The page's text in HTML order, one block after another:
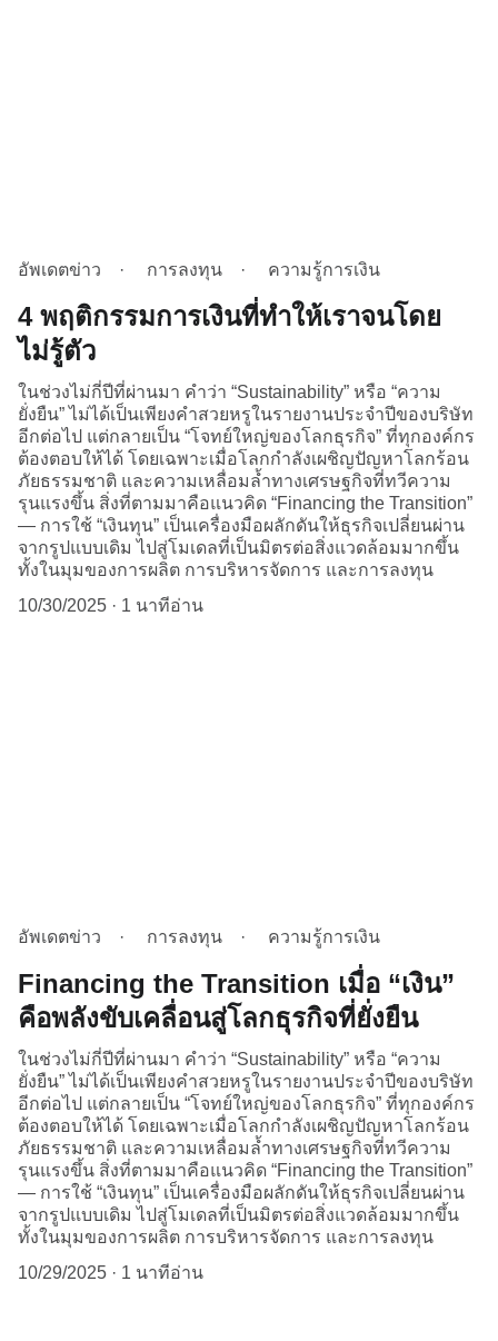
อัพเดตข่าว การลงทุน ความรู้การเงิน
4 พฤติกรรมการเงินที่ทำให้เราจนโดย
ไม่รู้ตัว
ในช่วงไม่กี่ปีที่ผ่านมา คำว่า “Sustainability” หรือ “ความ
ยั่งยืน” ไม่ได้เป็นเพียงคำสวยหรูในรายงานประจำปีของบริษัท
อีกต่อไป แต่กลายเป็น “โจทย์ใหญ่ของโลกธุรกิจ” ที่ทุกองค์กร
ต้องตอบให้ได้ โดยเฉพาะเมื่อโลกกำลังเผชิญปัญหาโลกร้อน
ภัยธรรมชาติ และความเหลื่อมล้ำทางเศรษฐกิจที่ทวีความ
รุนแรงขึ้น สิ่งที่ตามมาคือแนวคิด “Financing the Transition”
— การใช้ “เงินทุน” เป็นเครื่องมือผลักดันให้ธุรกิจเปลี่ยนผ่าน
จากรูปแบบเดิม ไปสู่โมเดลที่เป็นมิตรต่อสิ่งแวดล้อมมากขึ้น
ทั้งในมุมของการผลิต การบริหารจัดการ และการลงทุน
10/30/2025
1 นาทีอ่าน
อัพเดตข่าว การลงทุน ความรู้การเงิน
Financing the Transition เมื่อ “เงิน”
คือพลังขับเคลื่อนสู่โลกธุรกิจที่ยั่งยืน
ในช่วงไม่กี่ปีที่ผ่านมา คำว่า “Sustainability” หรือ “ความ
ยั่งยืน” ไม่ได้เป็นเพียงคำสวยหรูในรายงานประจำปีของบริษัท
อีกต่อไป แต่กลายเป็น “โจทย์ใหญ่ของโลกธุรกิจ” ที่ทุกองค์กร
ต้องตอบให้ได้ โดยเฉพาะเมื่อโลกกำลังเผชิญปัญหาโลกร้อน
ภัยธรรมชาติ และความเหลื่อมล้ำทางเศรษฐกิจที่ทวีความ
รุนแรงขึ้น สิ่งที่ตามมาคือแนวคิด “Financing the Transition”
— การใช้ “เงินทุน” เป็นเครื่องมือผลักดันให้ธุรกิจเปลี่ยนผ่าน
จากรูปแบบเดิม ไปสู่โมเดลที่เป็นมิตรต่อสิ่งแวดล้อมมากขึ้น
ทั้งในมุมของการผลิต การบริหารจัดการ และการลงทุน
10/29/2025
1 นาทีอ่าน